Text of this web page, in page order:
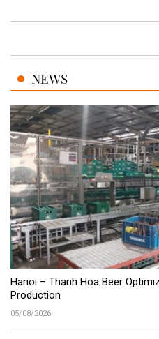
NEWS
Hanoi – Thanh Hoa Beer
Production
05/08/2026